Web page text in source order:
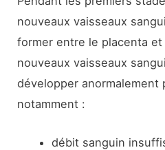
nouveaux vaisseaux
former entre le placenta
nouveaux vaisseaux
développer anormalement
notamment :
débit sanguin